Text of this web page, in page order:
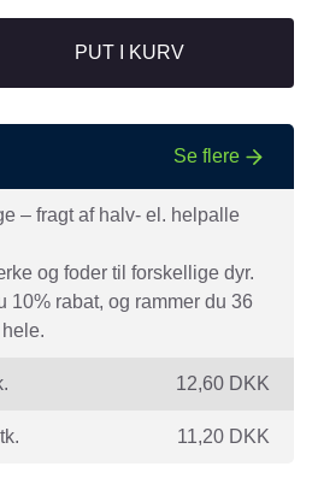
PUT I KURV
Se flere
– fragt af halv- el. helpalle
og foder til forskellige dyr.
10% rabat, og rammer du 36
12,60 DKK
11,20 DKK